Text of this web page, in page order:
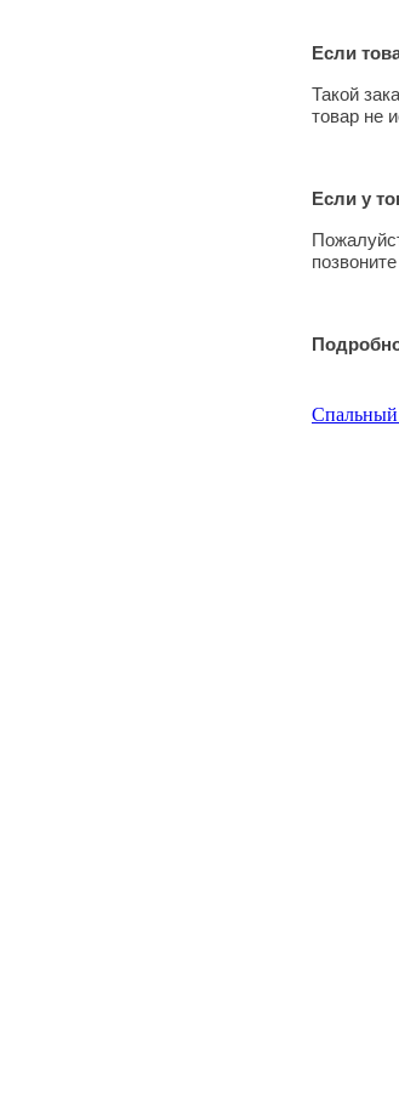
Если
Такой
товар не
Если у
Спальный